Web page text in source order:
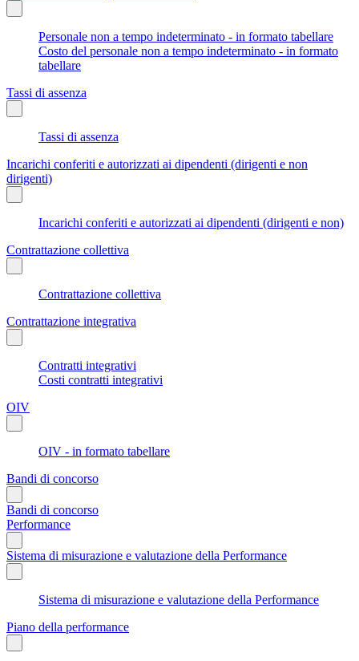
Personale non a tempo indeterminato - in formato tabellare
Costo del personale non a tempo indeterminato - in formato
tabellare
Tassi di assenza
Tassi di assenza
Incarichi conferiti e autorizzati ai dipendenti (dirigenti e non
dirigenti)
Incarichi conferiti e autorizzati ai dipendenti (dirigenti e non)
Contrattazione collettiva
Contrattazione collettiva
Contrattazione integrativa
Contratti integrativi
Costi contratti integrativi
OIV
OIV - in formato tabellare
Bandi di concorso
Bandi di concorso
Performance
Sistema di misurazione e valutazione della Performance
Sistema di misurazione e valutazione della Performance
Piano della performance